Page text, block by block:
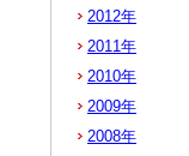
2012年
2011年
2010年
2009年
2008年